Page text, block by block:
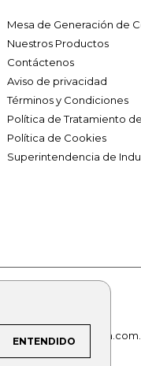
ENTENDIDO
Mesa de Generación de
Nuestros Productos
Contáctenos
Aviso de privacidad
Términos y Condiciones
Política de Tratamiento
Política de Cookies
Superintendencia de
lafm.com.co